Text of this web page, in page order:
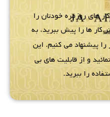
های روزمره خودتان را
کار ها را پیش ببرید، به
پیشنهاد می کنیم. این
و از قابلیت های بی
را ببرید.